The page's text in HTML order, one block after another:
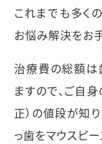
これまでも多く
お悩み解決をお
治療費の総額は
ますので、ご自
正）の値段が知
っ歯をマウスピ